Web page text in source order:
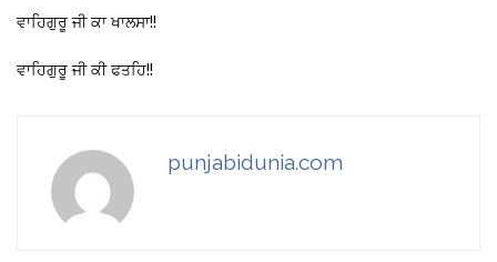
ਵਾਹਿਗੁਰੂ ਜੀ ਕਾ ਖਾਲਸਾ!!
ਵਾਹਿਗੁਰੂ ਜੀ ਕੀ ਫਤਹਿ!!
punjabidunia.com